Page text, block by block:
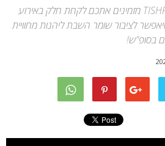
צוות ההפקה של פסטיבל TISHREI מזמינים אתכם לקחת חלק באירוע
לציבור שומר השבת ליהנות מחוויית
בסופ"ש!